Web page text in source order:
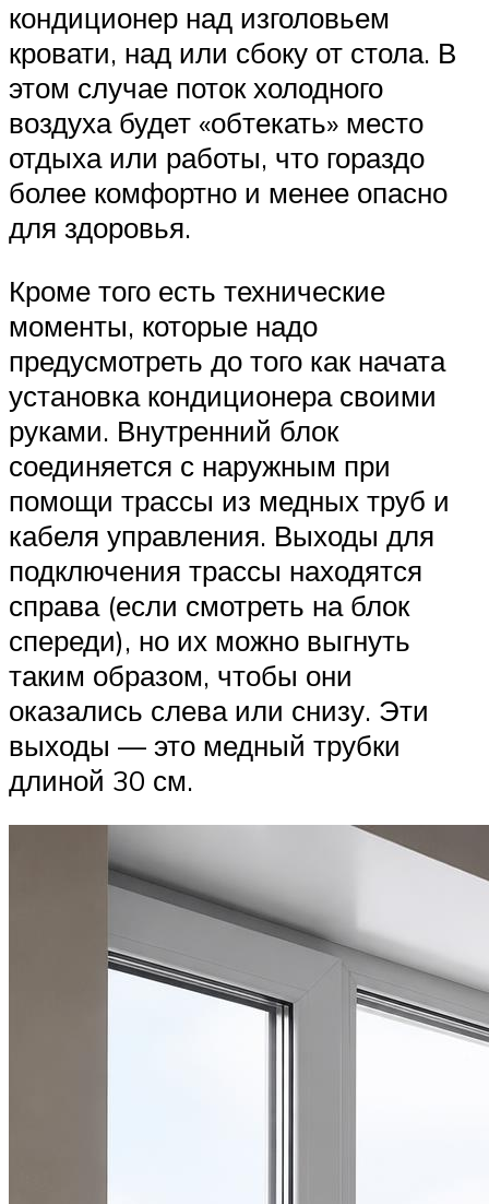
кондиционер над изголовьем
кровати, над или сбоку от стола. В
этом случае поток холодного
воздуха будет «обтекать» место
отдыха или работы, что гораздо
более комфортно и менее опасно
для здоровья.
Кроме того есть технические
моменты, которые надо
предусмотреть до того как начата
установка кондиционера своими
руками. Внутренний блок
соединяется с наружным при
помощи трассы из медных труб и
кабеля управления. Выходы для
подключения трассы находятся
справа (если смотреть на блок
спереди), но их можно выгнуть
таким образом, чтобы они
оказались слева или снизу. Эти
выходы — это медный трубки
длиной 30 см.